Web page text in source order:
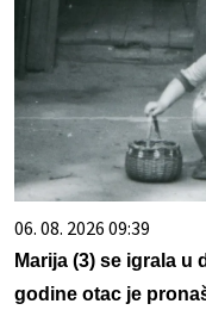
06. 08. 2026 09:39
Marija (3) se igrala u
godine otac je